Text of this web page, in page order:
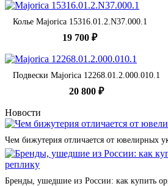
Колье Majorica 15316.01.2.N37.000.1
19 700 ₽
Подвески Majorica 12268.01.2.000.010.1
20 800 ₽
Новости
Чем бижутерия отличается от ювелирных
Бренды, ушедшие из России: как купить